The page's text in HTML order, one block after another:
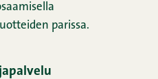
parissa.